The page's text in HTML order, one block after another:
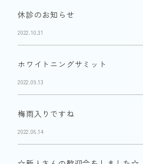
休診のお知らせ
2022.10.31
ホワイトニングサミット
2022.09.13
梅雨入りですね
2022.06.14